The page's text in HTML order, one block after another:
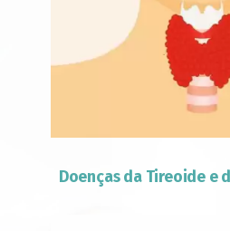
Doenças da Tireoide e